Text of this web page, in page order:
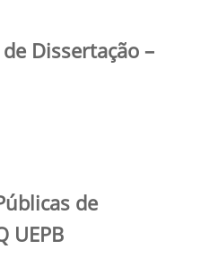
Dissertação –
de
UEPB